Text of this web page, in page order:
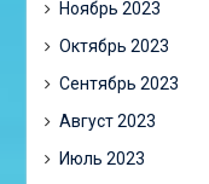
Ноябрь 2023
Октябрь 2023
Сентябрь 2023
Август 2023
Июль 2023